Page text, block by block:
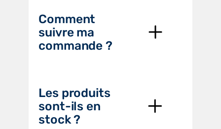
Comment
suivre ma
commande ?
Les produits
sont-ils en
stock ?